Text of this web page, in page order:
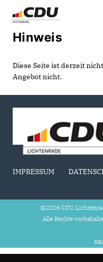
Hinweis
Diese Seite ist derzeit
Angebot nicht.
IMPRESSUM
@2026 CDU
Alle Rechte